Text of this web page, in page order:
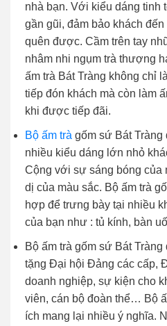
nhà bạn. Với kiểu dáng tinh
gần gũi, đảm bảo khách
quên được. Cầm trên tay
nhâm nhi ngụm trà thượng
ấm trà Bát Tràng không chỉ
tiếp đón khách mà còn làm
khi được tiếp đãi.
Bộ ấm trà gốm sứ Bát
nhiều kiểu dáng lớn nhỏ
Cộng với sự sáng bóng của
dị của màu sắc. Bộ ấm trà
hợp để trưng bày tại nhiều
của bạn như : tủ kính, bàn
Bộ ấm trà gốm sứ Bát
tặng Đại hội Đảng các cấp,
doanh nghiệp, sự kiện cho
viên, cán bộ đoàn thể… Bộ
ích mang lại nhiều ý nghĩa.